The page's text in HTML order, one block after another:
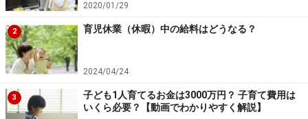
2020/01/29
2 育児休業（休暇）中の給料はどうなる？
2024/04/24
3
子ども1人育てるお金は3000万円？ 子育て費用は
いくら必要？【動画でわかりやすく解説】